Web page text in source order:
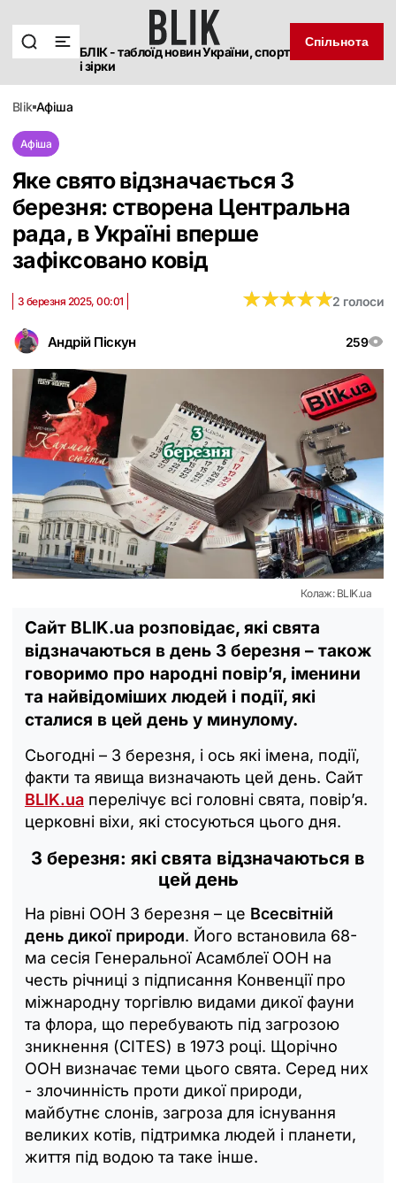
БЛІК - таблоїд новин України, спорт
і зірки
Спільнота
blik афіша
Афіша
Яке свято відзначається 3
березня: створена Центральна
рада, в Україні вперше
зафіксовано ковід
Андрій Піскун 259
3 березня 2025, 00:01 ★★★★★
★★★★★2 голоси
Колаж: BLIK.ua
Сайт BLIK.ua розповідає, які свята
відзначаються в день 3 березня – також
говоримо про народні повір’я, іменини
та найвідоміших людей і події, які
сталися в цей день у минулому.
Сьогодні – 3 березня, і ось які імена, події,
факти та явища визначають цей день. Сайт
BLIK.ua перелічує всі головні свята, повір’я.
церковні віхи, які стосуються цього дня.
3 березня: які свята відзначаються в
цей день
На рівні ООН 3 березня – це Всесвітній
день дикої природи. Його встановила 68-
ма сесія Генеральної Асамблеї ООН на
честь річниці з підписання Конвенції про
міжнародну торгівлю видами дикої фауни
та флора, що перебувають під загрозою
зникнення (CITES) в 1973 році. Щорічно
ООН визначає теми цього свята. Серед них
- злочинність проти дикої природи,
майбутнє слонів, загроза для існування
великих котів, підтримка людей і планети,
життя під водою та таке інше.